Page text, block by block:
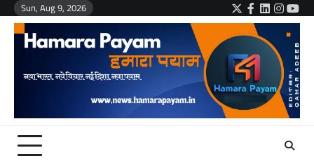
Skip
content
Sun, Aug 9, 2026 Twitter
Facebook
LinkedIn